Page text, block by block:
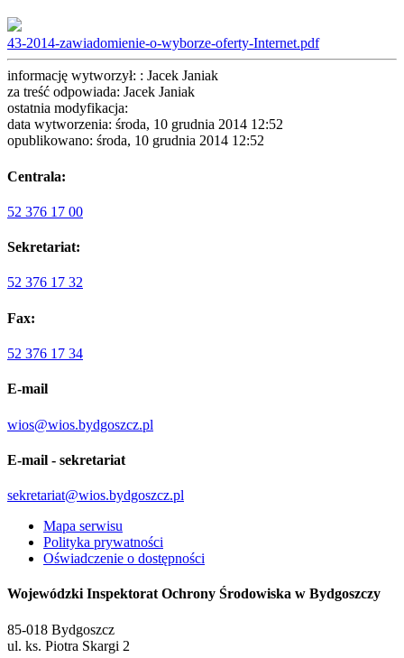
43-2014-zawiadomienie-o-wyborze-oferty-Internet.pdf
informację wytworzył: : Jacek Janiak
za treść odpowiada: Jacek Janiak
ostatnia modyfikacja:
data wytworzenia: środa, 10 grudnia 2014 12:52
opublikowano: środa, 10 grudnia 2014 12:52
Centrala:
52 376 17 00
Sekretariat:
52 376 17 32
Fax:
52 376 17 34
E-mail
wios@wios.bydgoszcz.pl
E-mail - sekretariat
sekretariat@wios.bydgoszcz.pl
Mapa serwisu
Polityka prywatności
Oświadczenie o dostępności
Wojewódzki Inspektorat Ochrony Środowiska w Bydgoszczy
85-018 Bydgoszcz
ul. ks. Piotra Skargi 2